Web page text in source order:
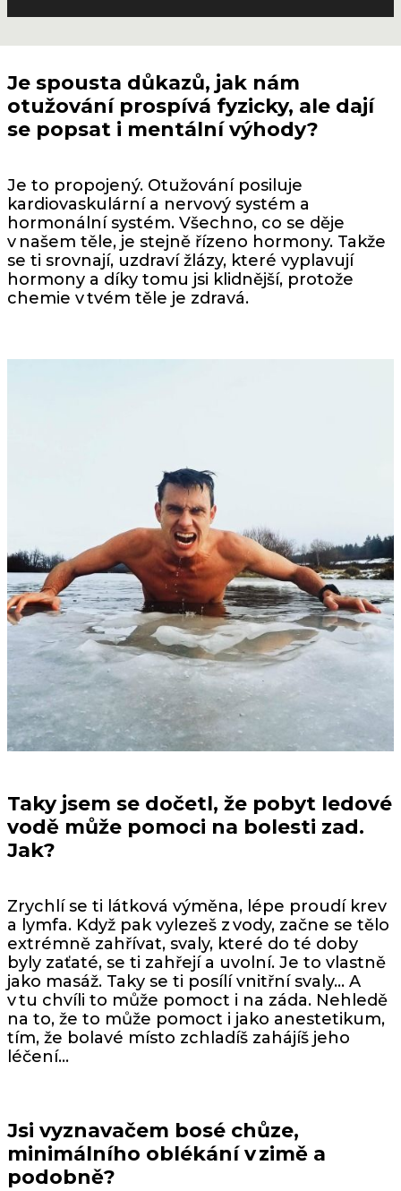
Je spousta důkazů, jak nám
otužování prospívá fyzicky, ale dají
se popsat i mentální výhody?
Je to propojený. Otužování posiluje
kardiovaskulární a nervový systém a
hormonální systém. Všechno, co se děje
v našem těle, je stejně řízeno hormony. Takže
se ti srovnají, uzdraví žlázy, které vyplavují
hormony a díky tomu jsi klidnější, protože
chemie v tvém těle je zdravá.
Taky jsem se dočetl, že pobyt ledové
vodě může pomoci na bolesti zad.
Jak?
Zrychlí se ti látková výměna, lépe proudí krev
a lymfa. Když pak vylezeš z vody, začne se tělo
extrémně zahřívat, svaly, které do té doby
byly zaťaté, se ti zahřejí a uvolní. Je to vlastně
jako masáž. Taky se ti posílí vnitřní svaly… A
v tu chvíli to může pomoct i na záda. Nehledě
na to, že to může pomoct i jako anestetikum,
tím, že bolavé místo zchladíš zahájíš jeho
léčení…
Jsi vyznavačem bosé chůze,
minimálního oblékání v zimě a
podobně?